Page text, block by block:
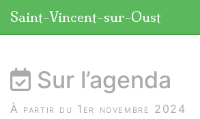
Saint-Vincent-sur-Oust
Sur l’agenda
À partir du 1er novembre 2024
Panneau de gestion des cookies